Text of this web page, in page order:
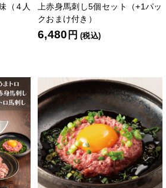
（4人
上赤身馬刺し5個セット（+1パッ
クおまけ付き）
6,480 円 (税込)